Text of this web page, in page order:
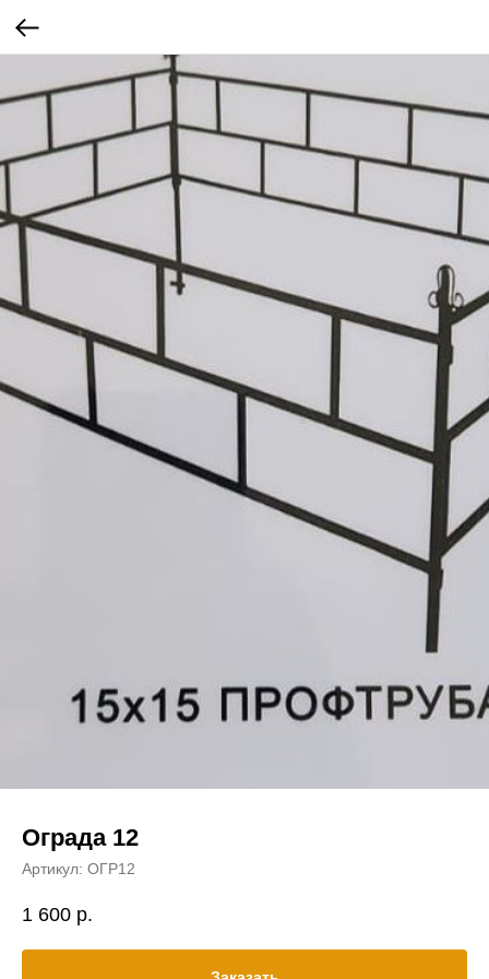
Ограда 12
Артикул: ОГР12
1 600 р.